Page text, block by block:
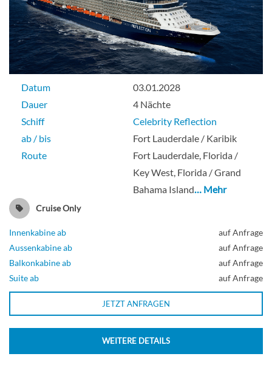
Barrierefreie Suite-[W]
Suite
Barrierefreie Veranda Kabine-[X]
Balkonkabine
Barrierefreie Aqua Class Kabine-[XA]
Datum
03.01.2028
Dauer
4 Nächte
Schiff
Celebrity Reflection
ab / bis
Fort Lauderdale / Karibik
Route
Fort Lauderdale, Florida /
Key West, Florida / Grand
Bahama Island… Mehr
Cruise Only
Innenkabine ab
auf Anfrage
Aussenkabine ab
auf Anfrage
Balkonkabine ab
auf Anfrage
Suite ab
auf Anfrage
JETZT ANFRAGEN
WEITERE DETAILS